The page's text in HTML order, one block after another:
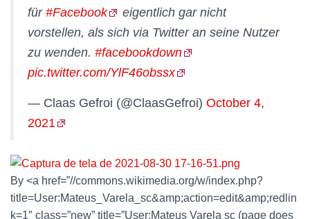
für #Facebook
eigentlich gar nicht
vorstellen, als sich via Twitter an seine Nutzer
zu wenden. #facebookdown
pic.twitter.com/YlF46obssx
— Claas Gefroi (@ClaasGefroi) October 4,
2021
By <a href=”//commons.wikimedia.org/w/index.php?
title=User:Mateus_Varela_sc&amp;action=edit&amp;redlin
k=1″ class=”new” title=”User:Mateus Varela sc (page does